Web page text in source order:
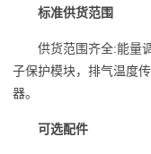
标准供货范围
供货范围齐全:能量
子保护模块，排气温度
器。
可选配件